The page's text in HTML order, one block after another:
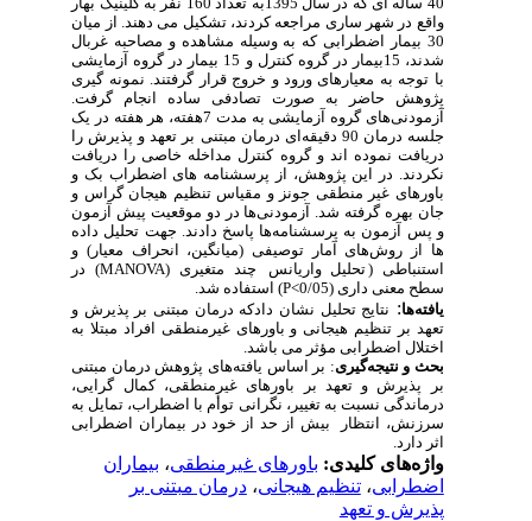
واقع در شهر ساری مراجعه کردند، تشکیل می دهند. از میان
30 بیمار اضطرابی که به وسیله مشاهده و مصاحبه غربال
شدند، 15بیمار در گروه کنترل و 15 بیمار در گروه آزمایشی
با توجه به معیارهای ورود و خروج قرار گرفتند. نمونه گیری
پژوهش حاضر به صورت تصادفی ساده انجام گرفت.
آزمودنی­‌های گروه آزمایشی به مدت 7هفته، هر هفته در یک
جلسه درمان 90 دقیقه‌­ای درمان مبتنی بر تعهد و پذیرش را
دریافت نموده اند و گروه کنترل مداخله خاصی را دریافت
نکردند. در این پژوهش، از پرسشنامه های اضطراب بک و
باورهای غیر منطقی جونز و مقیاس تنظیم هیجان گراس و
جان بهره گرفته شد. آزمودنی­‌ها در دو موقعیت پیش آزمون
و پس آزمون به پرسش­نامه­‌ها پاسخ دادند. جهت تحلیل داده
ها از روش‌های آمار توصیفی (میانگین، انحراف معیار) و
استنباطی ( تحلیل واریانسچند متغیری (MANOVA) در
سطح معنی داری (P<0/05
)استفاده شد.
یافته‌ها:نتایج تحلیل نشان دادکه درمان مبتنی بر پذیرش و
تعهد بر تنظیم هیجانی و باورهای غیرمنطقی افراد مبتلا به
اختلال اضطرابی مؤثر می باشد.
بحث و نتیجه‌گیری :بر اساس یافته‌های پژوهش درمان مبتنی
بر پذیرش و تعهد بر باورهای غیرمنطقی، کمال گرایی،
درماندگی نسبت به تغییر، نگرانی توأم با اضطراب، تمایل به
سرزنش، انتظار بیش از حد از خود در بیماران اضطرابی
اثر دارد.
واژه‌های کلیدی:باورهای غیرمنطقی،بیماران
اضطرابی،تنظیم هیجانی،درمان مبتنی بر
پذیرش و تعهد